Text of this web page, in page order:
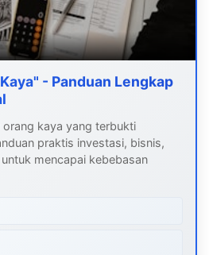
- Panduan Lengkap
orang kaya yang terbukti
praktis investasi, bisnis,
mencapai kebebasan